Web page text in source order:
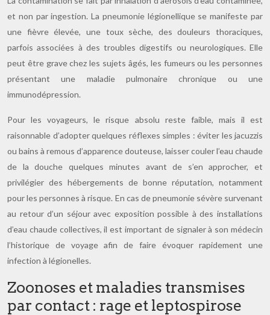
et non par ingestion. La pneumonie légionellique se manifeste par
une fièvre élevée, une toux sèche, des douleurs thoraciques,
parfois associées à des troubles digestifs ou neurologiques. Elle
peut être grave chez les sujets âgés, les fumeurs ou les personnes
présentant une maladie pulmonaire chronique ou une
immunodépression.
Pour les voyageurs, le risque absolu reste faible, mais il est
raisonnable d’adopter quelques réflexes simples : éviter les jacuzzis
ou bains à remous d’apparence douteuse, laisser couler l’eau chaude
de la douche quelques minutes avant de s’en approcher, et
privilégier des hébergements de bonne réputation, notamment
pour les personnes à risque. En cas de pneumonie sévère survenant
au retour d’un séjour avec exposition possible à des installations
d’eau chaude collectives, il est important de signaler à son médecin
l’historique de voyage afin de faire évoquer rapidement une
infection à légionelles.
Zoonoses et maladies transmises
par contact : rage et leptospirose